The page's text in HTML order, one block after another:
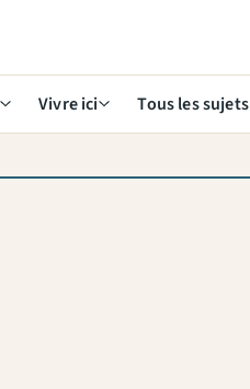
Vivre ici Tous les sujets